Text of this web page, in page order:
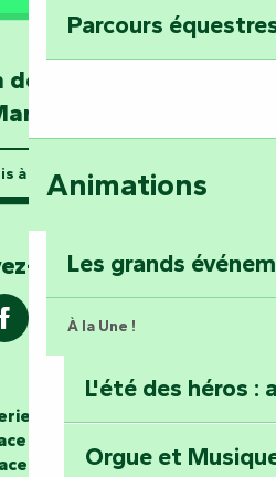
Se la couler
barque dans le
Explorez la
Les passeurs d'histoires
Partez en
Parcours
Animations
Les grands
À la Une !
L'été des héros :
Orgue et
de l'actualité en
Poitevin
à la newsletter
nous !
en ligne
groupe
presse